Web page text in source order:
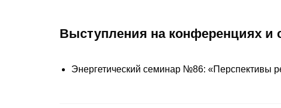
Выступления на конференциях и
Энергетический семинар №86: «Перспективы